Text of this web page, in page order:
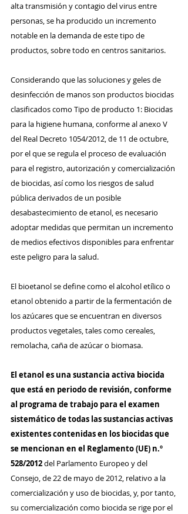
alta transmisión y contagio del virus entre
personas, se ha producido un incremento
notable en la demanda de este tipo de
productos, sobre todo en centros sanitarios.
Considerando que las soluciones y geles de
desinfección de manos son productos biocidas
clasificados como Tipo de producto 1: Biocidas
para la higiene humana, conforme al anexo V
del Real Decreto 1054/2012, de 11 de octubre,
por el que se regula el proceso de evaluación
para el registro, autorización y comercialización
de biocidas, así como los riesgos de salud
pública derivados de un posible
desabastecimiento de etanol, es necesario
adoptar medidas que permitan un incremento
de medios efectivos disponibles para enfrentar
este peligro para la salud.
El bioetanol se define como el alcohol etílico o
etanol obtenido a partir de la fermentación de
los azúcares que se encuentran en diversos
productos vegetales, tales como cereales,
remolacha, caña de azúcar o biomasa.
El etanol es una sustancia activa biocida
que está en periodo de revisión, conforme
al programa de trabajo para el examen
sistemático de todas las sustancias activas
existentes contenidas en los biocidas que
se mencionan en el Reglamento (UE) n.º
528/2012 del Parlamento Europeo y del
Consejo, de 22 de mayo de 2012, relativo a la
comercialización y uso de biocidas, y, por tanto,
su comercialización como biocida se rige por el